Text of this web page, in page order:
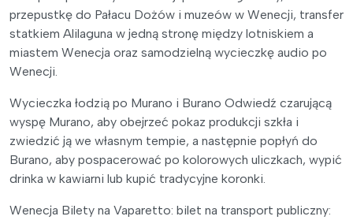
przepustkę do Pałacu Dożów i muzeów w Wenecji, transfer
statkiem Alilaguna w jedną stronę między lotniskiem a
miastem Wenecja oraz samodzielną wycieczkę audio po
Wenecji.
Wycieczka łodzią po Murano i Burano Odwiedź czarującą
wyspę Murano, aby obejrzeć pokaz produkcji szkła i
zwiedzić ją we własnym tempie, a następnie popłyń do
Burano, aby pospacerować po kolorowych uliczkach, wypić
drinka w kawiarni lub kupić tradycyjne koronki.
Wenecja Bilety na Vaparetto: bilet na transport publiczny: